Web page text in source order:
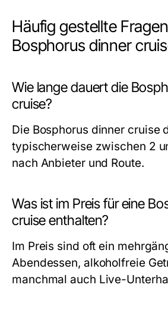
Häufig gestellte
Bosphorus dinner
Wie lange dauert die
cruise?
Die Bosphorus dinner cruise
typischerweise zwischen 2
nach Anbieter und Route.
Was ist im Preis für eine
cruise enthalten?
Im Preis sind oft ein
Abendessen, alkoholfreie
manchmal auch Live-